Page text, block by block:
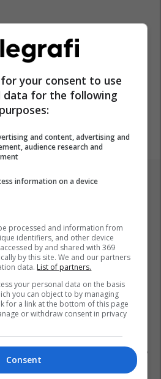
Kupën e Botës 2026
pavarësisht humbjes nga
Bosnja dhe Hercegovina
02/04/2026
Analisti turk kritikon ashpër
gjestin e Kerem Akturkoglu
ndaj Kosovës
01/04/2026
Gjermania shtrëngon rregullat,
burrat duhet të marrin leje nga
ushtria për të dalë jashtë
your consent to use
data for the following
purposes:
and content, advertising and
audience research and
information on a device
processed and information from
identifiers, and other device
by and shared with 369
by this site. We and our partners
data. List of partners.
your personal data on the basis
you can object to by managing
for a link at the bottom of this page
or withdraw consent in privacy
Consent